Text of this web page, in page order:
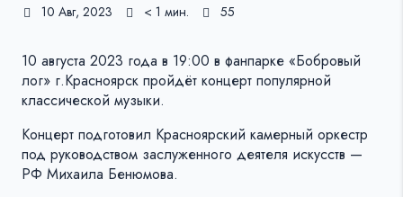
10 Авг, 2023 < 1 мин. 55
10 августа 2023 года в 19:00 в фанпарке «Бобровый
лог» г.Красноярск пройдёт концерт популярной
классической музыки.
Концерт подготовил Красноярский камерный оркестр
под руководством заслуженного деятеля искусств —
РФ Михаила Бенюмова.